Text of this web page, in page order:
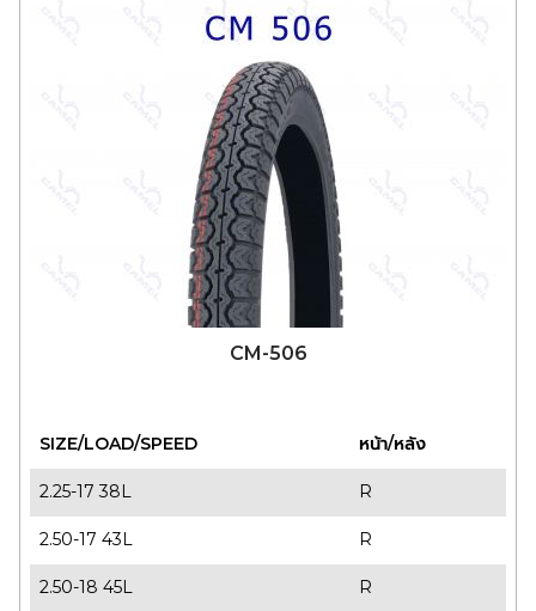
CM-506
SIZE/LOAD/SPEED
หน้า/หลัง
2.25-17 38L
R
2.50-17 43L
R
2.50-18 45L
R